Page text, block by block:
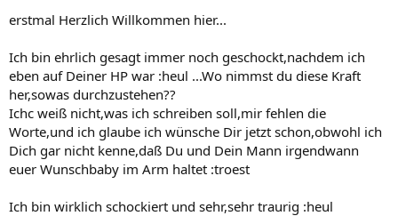
erstmal Herzlich Willkommen hier...
Ich bin ehrlich gesagt immer noch geschockt,nachdem ich
eben auf Deiner HP war :heul ...Wo nimmst du diese Kraft
her,sowas durchzustehen??
Ichc weiß nicht,was ich schreiben soll,mir fehlen die
Worte,und ich glaube ich wünsche Dir jetzt schon,obwohl ich
Dich gar nicht kenne,daß Du und Dein Mann irgendwann
euer Wunschbaby im Arm haltet :troest
Ich bin wirklich schockiert und sehr,sehr traurig :heul